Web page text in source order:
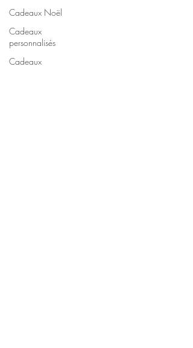
Cadeaux Noël
Cadeaux
personnalisés
Cadeaux